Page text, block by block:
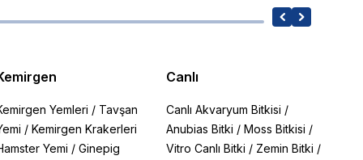
Yemleri / Tavşan
/ Kemirgen Krakerleri
Yemi / Ginepig
Canlı
Canlı Akvaryum Bitkisi /
Anubias Bitki /Moss Bitkisi /
Vitro Canlı Bitki / Zemin Bitki /